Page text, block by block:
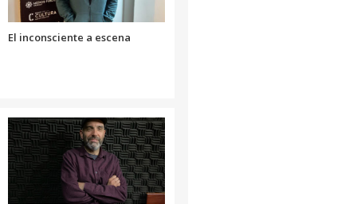
volumen.
El inconsciente a escena